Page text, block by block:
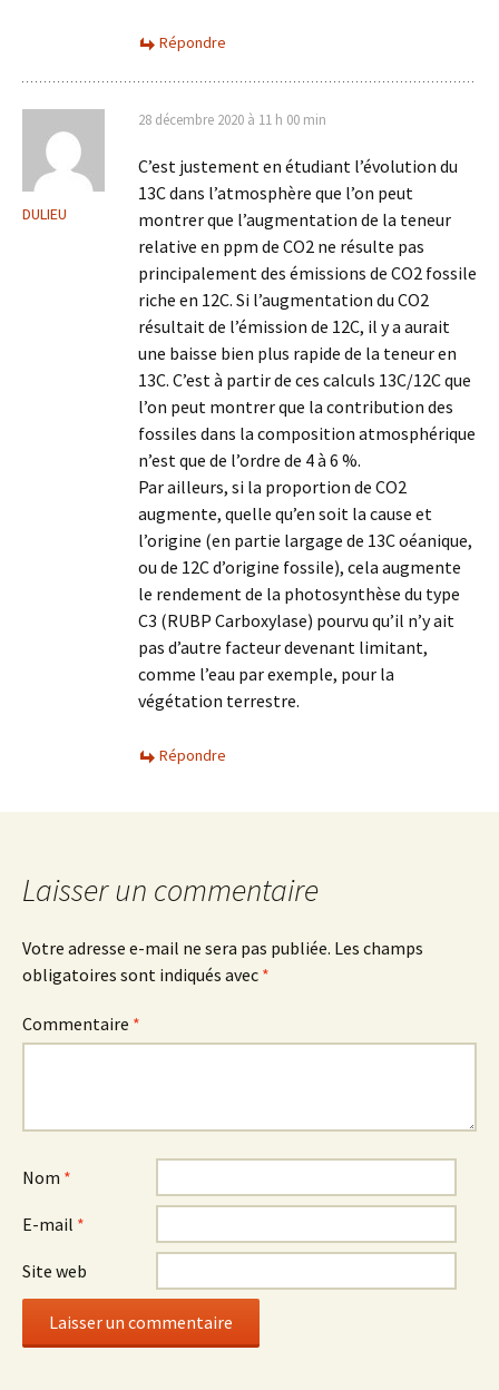
Répondre
DULIEU
28 décembre 2020 à 11 h 00 min
C’est justement en étudiant l’évolution du
13C dans l’atmosphère que l’on peut
montrer que l’augmentation de la teneur
relative en ppm de CO2 ne résulte pas
principalement des émissions de CO2 fossile
riche en 12C. Si l’augmentation du CO2
résultait de l’émission de 12C, il y a aurait
une baisse bien plus rapide de la teneur en
13C. C’est à partir de ces calculs 13C/12C que
l’on peut montrer que la contribution des
fossiles dans la composition atmosphérique
n’est que de l’ordre de 4 à 6 %.
Par ailleurs, si la proportion de CO2
augmente, quelle qu’en soit la cause et
l’origine (en partie largage de 13C oéanique,
ou de 12C d’origine fossile), cela augmente
le rendement de la photosynthèse du type
C3 (RUBP Carboxylase) pourvu qu’il n’y ait
pas d’autre facteur devenant limitant,
comme l’eau par exemple, pour la
végétation terrestre.
Répondre
Laisser un commentaire
Votre adresse e-mail ne sera pas publiée. Les champs
obligatoires sont indiqués avec *
Commentaire *
Nom *
E-mail *
Site web